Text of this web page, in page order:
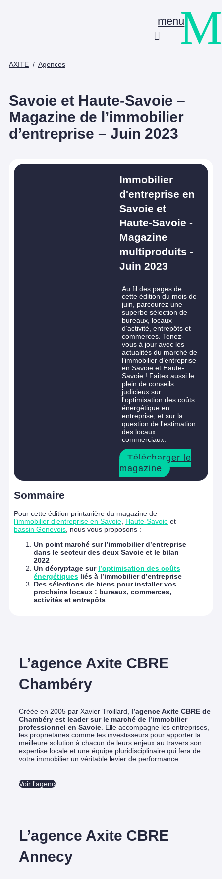
menu
AXITE / Agences
Savoie et Haute-Savoie –
Magazine de l’immobilier
d’entreprise – Juin 2023
Immobilier
d'entreprise en
Savoie et
Haute-Savoie -
Magazine
multiproduits -
Juin 2023
Au fil des pages de
cette édition du mois de
juin, parcourez une
superbe sélection de
bureaux, locaux
d’activité, entrepôts et
commerces. Tenez-
vous à jour avec les
actualités du marché de
l’immobilier d’entreprise
en Savoie et Haute-
Savoie ! Faites aussi le
plein de conseils
judicieux sur
l'optimisation des coûts
énergétique en
entreprise, et sur la
question de l'estimation
des locaux
commerciaux.
Télécharger le
magazine
Sommaire
Pour cette édition printanière du magazine de
l’immobilier d’entreprise en Savoie, Haute-Savoie et
bassin Genevois, nous vous proposons :
Un point marché sur l’immobilier d’entreprise
dans le secteur des deux Savoie et le bilan
2022
Un décryptage sur l’optimisation des coûts
énergétiques liés à l’immobilier d’entreprise
Des sélections de biens pour installer vos
prochains locaux : bureaux, commerces,
activités et entrepôts
L’agence Axite CBRE
Chambéry
Créée en 2005 par Xavier Troillard, l’agence Axite CBRE de
Chambéry est leader sur le marché de l’immobilier
professionnel en Savoie. Elle accompagne les entreprises,
les propriétaires comme les investisseurs pour apporter la
meilleure solution à chacun de leurs enjeux au travers son
expertise locale et une équipe pluridisciplinaire qui fera de
votre immobilier un véritable levier de performance.
Voir l'agence
L’agence Axite CBRE
Annecy
M